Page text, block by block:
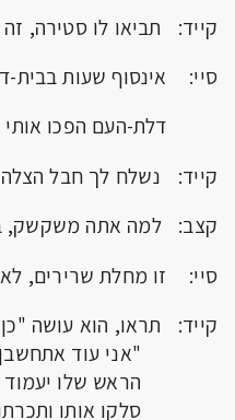
קייד: תביאו לו סטירה,
סיי: אינסוף שעות בבית-
דלת-העם הפכו אותי
קייד: נשלח לך חבל הצלה,
קצב: למה אתה משקשק,
סיי: זו מחלת שרירים,
קייד: תראו, הוא עושה
"אני עוד
הראש שלו יעמוד
סלקו אותו